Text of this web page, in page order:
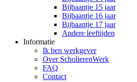
Bijbaantje 15 jaar
Bijbaantje 16 jaar
Bijbaantje 17 jaar
Andere leeftijden
Informatie
Ik ben werkgever
Over ScholierenWerk
FAQ
Contact